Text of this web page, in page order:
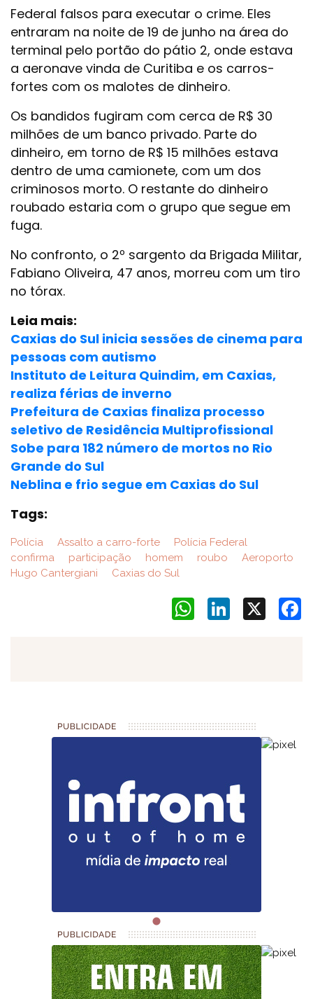
Federal falsos para executar o crime. Eles
entraram na noite de 19 de junho na área do
terminal pelo portão do pátio 2, onde estava
a aeronave vinda de Curitiba e os carros-
fortes com os malotes de dinheiro.
Os bandidos fugiram com cerca de R$ 30
milhões de um banco privado. Parte do
dinheiro, em torno de R$ 15 milhões estava
dentro de uma camionete, com um dos
criminosos morto. O restante do dinheiro
roubado estaria com o grupo que segue em
fuga.
No confronto, o 2º sargento da Brigada Militar,
Fabiano Oliveira, 47 anos, morreu com um tiro
no tórax.
Leia mais:
Caxias do Sul inicia sessões de cinema para
pessoas com autismo
Instituto de Leitura Quindim, em Caxias,
realiza férias de inverno
Prefeitura de Caxias finaliza processo
seletivo de Residência Multiprofissional
Sobe para 182 número de mortos no Rio
Grande do Sul
Neblina e frio segue em Caxias do Sul
Tags:
Polícia Assalto a carro-forte
Polícia Federal
confirma
participação homem roubo
Aeroporto
Hugo Cantergiani
Caxias do Sul
LinkedIn
WhatsApp